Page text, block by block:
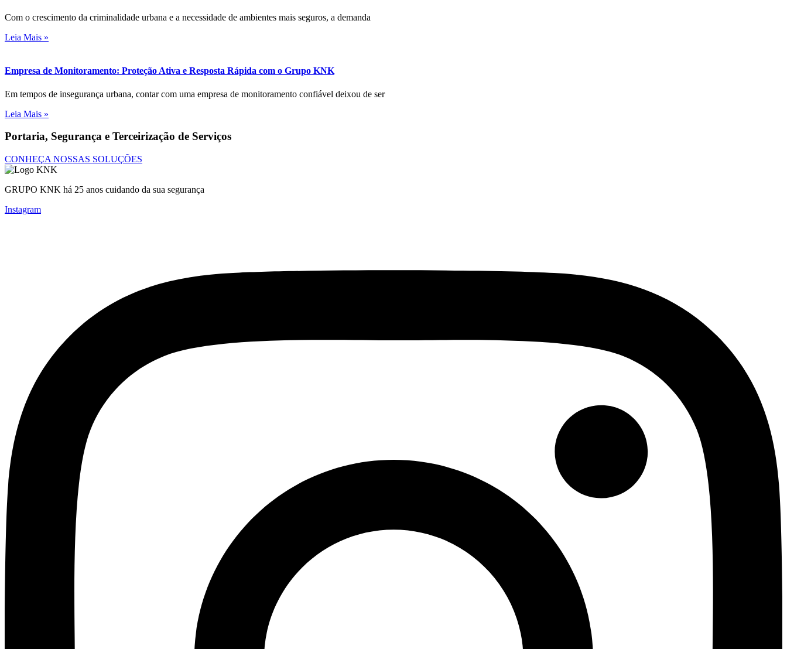
Com o crescimento da criminalidade urbana e a necessidade de ambientes mais seguros, a demanda
Leia Mais »
Empresa de Monitoramento: Proteção Ativa e Resposta Rápida com o Grupo KNK
Em tempos de insegurança urbana, contar com uma empresa de monitoramento confiável deixou de ser
Leia Mais »
Portaria, Segurança e Terceirização de Serviços
CONHEÇA NOSSAS SOLUÇÕES
GRUPO KNK há 25 anos cuidando da sua segurança
Instagram